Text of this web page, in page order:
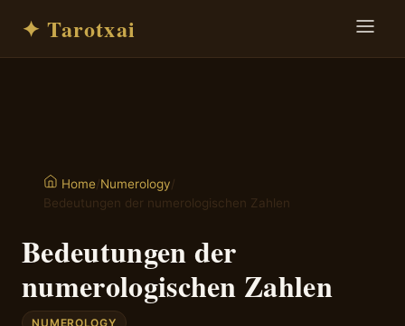
✦ Tarotxai
Home/Numerology/
Bedeutungen der numerologischen Zahlen
Bedeutungen der
numerologischen Zahlen
NUMEROLOGY